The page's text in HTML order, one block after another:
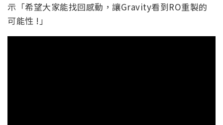
示「希望大家能找回感動，讓Gravity看到RO重製的
可能性 !」